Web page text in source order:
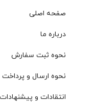
صفحه اصلی
درباره ما
نحوه ثبت سفارش
نحوه ارسال و پرداخت
انتقادات و پیشنهادات